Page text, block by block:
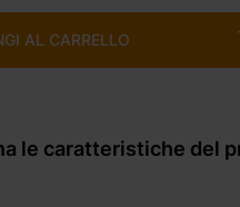
AL CARRELLO
le caratteristiche del